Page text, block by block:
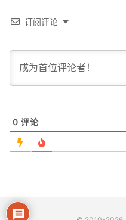
订阅评论
0 评论